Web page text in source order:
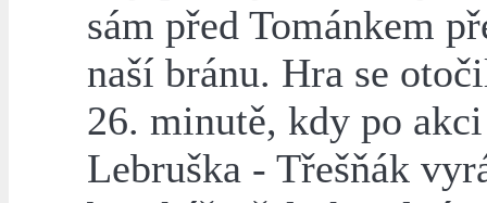
sám před Tománkem
naší bránu. Hra se
26. minutě, kdy po akci
Lebruška - Třešňák